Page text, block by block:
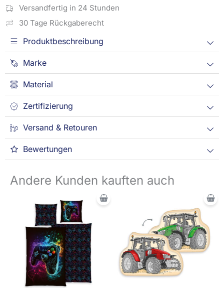
Versandfertig in 24 Stunden
30 Tage Rückgaberecht
Produktbeschreibung
Marke
Material
Zertifizierung
Versand & Retouren
Bewertungen
Andere Kunden kauften auch